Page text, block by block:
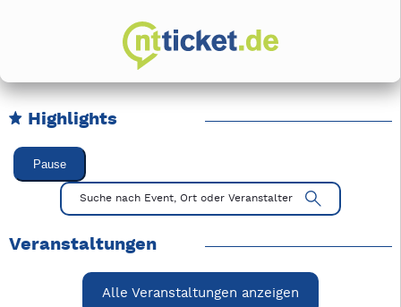
Highlights
Karussell Veranstaltungen überspringen
Pause
Mit Tab zu den Steuerelementen wechseln. Mit Pfeiltasten
Suche nach Event, Ort oder Veranstalter
Veranstaltungen
Alle Veranstaltungen anzeigen